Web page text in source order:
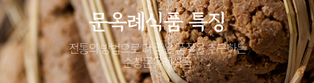
문옥례식품 특징
전통의 방법으로 더 좋은 품질을 추구하는
순창문옥례식품